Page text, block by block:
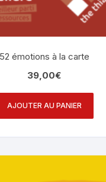
52 émotions à la carte
39,00€
AJOUTER AU PANIER